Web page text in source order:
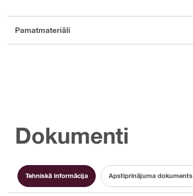
Pamatmateriāli
Dokumenti
Tehniskā informācija Apstiprinājuma dokuments